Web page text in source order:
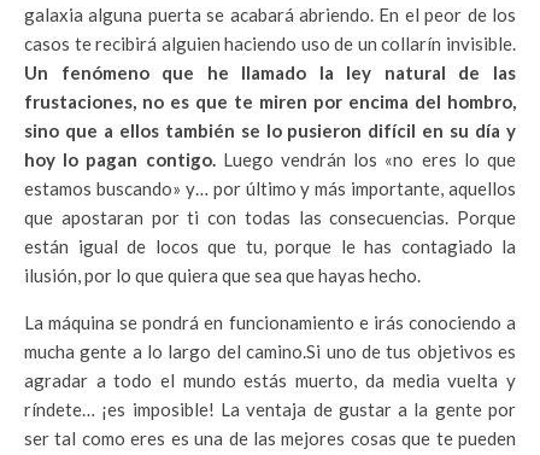
galaxia alguna puerta se acabará abriendo. En el peor de los
casos te recibirá alguien haciendo uso de un collarín invisible.
Un fenómeno que he llamado la ley natural de las
frustaciones, no es que te miren por encima del hombro,
sino que a ellos también se lo pusieron difícil en su día y
hoy lo pagan contigo.Luego vendrán los «no eres lo que
estamos buscando» y… por último y más importante, aquellos
que apostaran por ti con todas las consecuencias. Porque
están igual de locos que tu, porque le has contagiado la
ilusión, por lo que quiera que sea que hayas hecho.
La máquina se pondrá en funcionamiento e irás conociendo a
mucha gente a lo largo del camino.Si uno de tus objetivos es
agradar a todo el mundo estás muerto, da media vuelta y
ríndete… ¡es imposible! La ventaja de gustar a la gente por
ser tal como eres es una de las mejores cosas que te pueden